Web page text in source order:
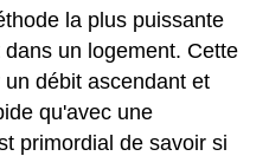
la plus puissante
un logement. Cette
débit ascendant et
qu'avec une
primordial de savoir si